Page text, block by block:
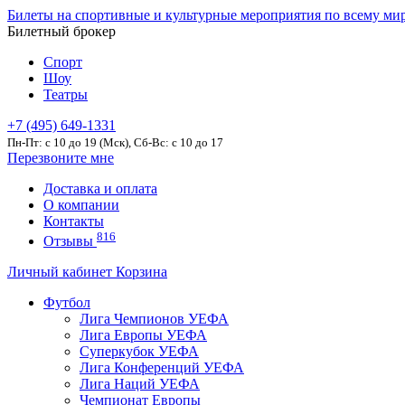
Билеты на спортивные и культурные мероприятия по всему
Билетный брокер
Спорт
Шоу
Театры
+7 (495) 649-1331
Пн-Пт: c 10 до 19 (Мск), Сб-Вс: с 10 до 17
Перезвоните мне
Доставка и оплата
О компании
Контакты
Отзывы 816
Личный кабинет Корзина
Футбол
Лига Чемпионов УЕФА
Лига Европы УЕФА
Суперкубок УЕФА
Лига Конференций УЕФА
Лига Наций УЕФА
Чемпионат Европы